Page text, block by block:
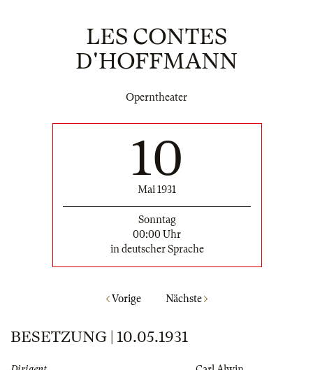
LES CONTES
D'HOFFMANN
Operntheater
10
Mai 1931
Sonntag
00:00 Uhr
in deutscher Sprache
Vorige Nächste
BESETZUNG | 10.05.1931